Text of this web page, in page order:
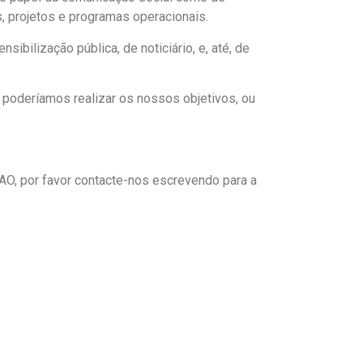
projetos e programas operacionais.
pública, de noticiário, e, até, de
realizar os nossos objetivos, ou
por favor contacte-nos escrevendo para a